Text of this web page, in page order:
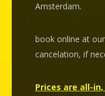
Amsterdam.
book online at
cancelation, if
Prices are all-